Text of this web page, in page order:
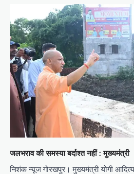
i
g
a
t
i
o
जलभराव की समस्या बर्दाश्त नहीं : मुख्यमंत्री
निशंक न्यूज गोरखपुर। मुख्यमंत्री योगी